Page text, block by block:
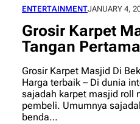
ENTERTAINMENTJANUARY 4,
Grosir Karpet
Tangan
Grosir Karpet Masjid Di
Harga terbaik – Di dunia
sajadah karpet masjid roll
pembeli. Umumnya
benda…